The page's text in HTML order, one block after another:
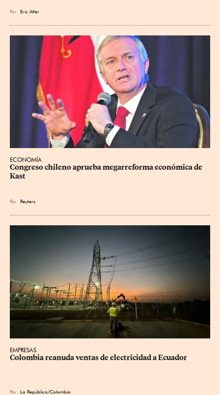
Por Eric Alter
ECONOMÍA
Congreso chileno aprueba megarreforma económica de
Kast
Por Reuters
EMPRESAS
Colombia reanuda ventas de electricidad a Ecuador
Por La República/Colombia